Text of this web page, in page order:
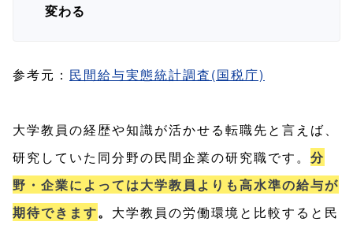
変わる
参考元： 民間給与実態統計調査(国税庁)
大学教員の経歴や知識が活かせる転職先と言えば、
研究していた同分野の民間企業の研究職です。 分
野・企業によっては大学教員よりも高水準の給与が
期待できます。 大学教員の労働環境と比較すると民